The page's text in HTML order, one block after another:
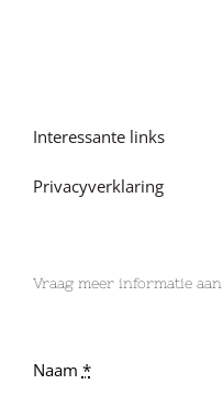
Interessante links
Privacyverklaring
Vraag meer informatie aan
Naam *